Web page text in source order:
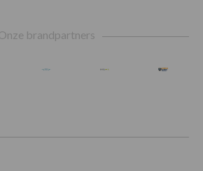
brandpartners